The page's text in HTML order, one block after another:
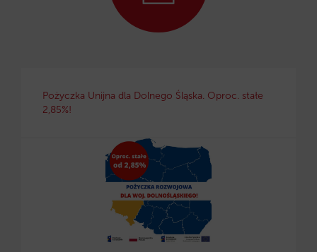
Pożyczka Unijna dla Dolnego Śląska. Oproc. stałe
2,85%!